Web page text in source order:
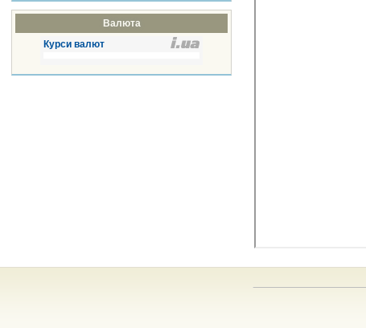
Валюта
Курси валют